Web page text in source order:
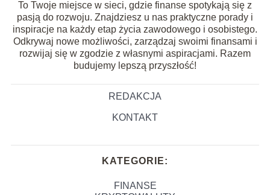
To Twoje miejsce w sieci, gdzie finanse spotykają się z
pasją do rozwoju. Znajdziesz u nas praktyczne porady i
inspiracje na każdy etap życia zawodowego i osobistego.
Odkrywaj nowe możliwości, zarządzaj swoimi finansami i
rozwijaj się w zgodzie z własnymi aspiracjami. Razem
budujemy lepszą przyszłość!
REDAKCJA
KONTAKT
KATEGORIE:
FINANSE